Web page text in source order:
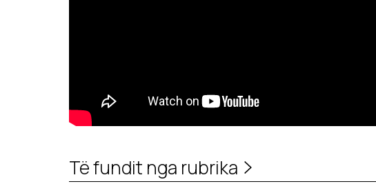
Të fundit nga rubrika